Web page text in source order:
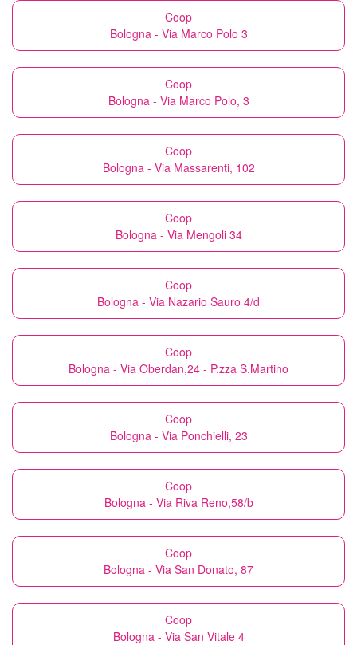
Coop
Bologna - Via Marco Polo 3
Coop
Bologna - Via Marco Polo, 3
Coop
Bologna - Via Massarenti, 102
Coop
Bologna - Via Mengoli 34
Coop
Bologna - Via Nazario Sauro 4/d
Coop
Bologna - Via Oberdan,24 - P.zza S.Martino
Coop
Bologna - Via Ponchielli, 23
Coop
Bologna - Via Riva Reno,58/b
Coop
Bologna - Via San Donato, 87
Coop
Bologna - Via San Vitale 4